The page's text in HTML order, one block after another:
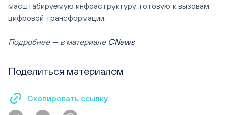
масштабируемую инфраструктуру, готовую к вызовам
цифровой трансформации.
Подробнее — в материале CNews
Поделиться материалом
Скопировать ссылку